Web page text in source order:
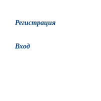
Регистрация
Вход